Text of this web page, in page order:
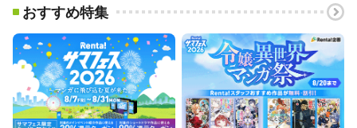
おすすめ特集